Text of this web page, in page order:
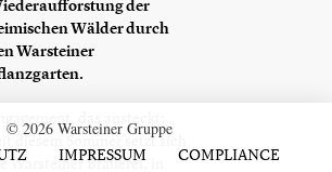
der
Wälder durch
Warsteiner
diesem Sommer setzt sich
Warsteiner Brauerei, in
© 2026 Warsteiner Gruppe
IMPRESSUM COMPLIANCE